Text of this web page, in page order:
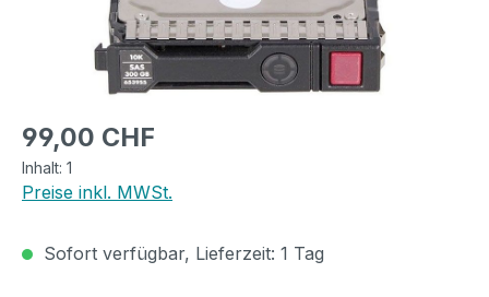
Regulärer Preis:
99,00 CHF
Inhalt: 1
Preise inkl. MWSt.
Sofort verfügbar, Lieferzeit: 1 Tag